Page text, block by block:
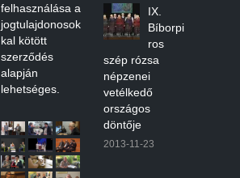
felhasználása a
jogtulajdonosok
kal kötött
szerződés
alapján
lehetséges.
IX.
Bíborpi
ros
szép rózsa
népzenei
vetélkedő
országos
döntője
2013-11-23